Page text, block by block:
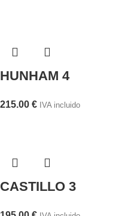
HUNHAM 4
215.00 € IVA incluido
CASTILLO 3